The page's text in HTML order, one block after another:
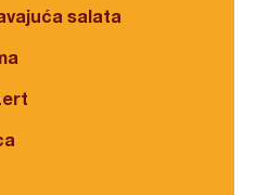
salata